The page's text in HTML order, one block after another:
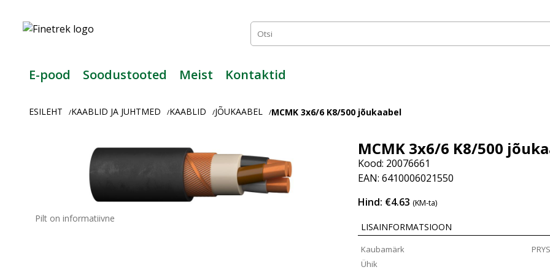
Usaldusväärne
tööstusautomaatika
E-pood Soodustooted Meist Kontaktid
ESILEHT /KAABLID JA JUHTMED /KAABLID /JÕUKAABEL /MCMK 3x6/6 K8/500 jõukaabel
Pilt on informatiivne
MCMK 3x6/6 K8/500
Kood: 20076661
EAN: 6410006021550
Hind: €4.63(KM-ta)
LISAINFORMATSIOON
Kaubamärk
Ühik